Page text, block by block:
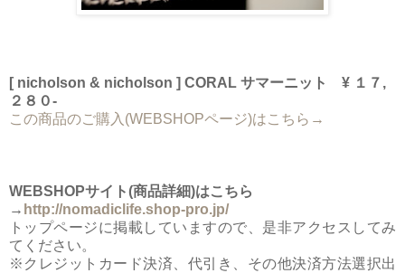
[ nicholson & nicholson ] CORAL サマーニット ¥ １７,
２８０-
この商品のご購入(WEBSHOPページ)はこちら→
WEBSHOPサイト(商品詳細)はこちら
→ http://nomadiclife.shop-pro.jp/
トップページに掲載していますので、是非アクセスしてみ
てください。
※クレジットカード決済、代引き、その他決済方法選択出